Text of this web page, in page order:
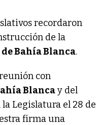
recordaron
de la
Bahía Blanca.
con
Blancay del
Legislatura el 28 de
firma una